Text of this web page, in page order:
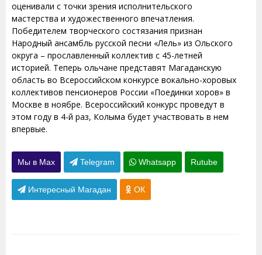
оценивали с точки зрения исполнительского
мастерства и художественного впечатления.
Победителем творческого состязания признан
Народный ансамбль русской песни «Лель» из Ольского
округа – прославленный коллектив с 45-летней
историей. Теперь ольчане представят Магаданскую
область во Всероссийском конкурсе вокально-хоровых
коллективов пенсионеров России «Поединки хоров» в
Москве в ноябре. Всероссийский конкурс проведут в
этом году в 4-й раз, Колыма будет участвовать в нем
впервые.
Мы в Max Telegram Whatsapp Rutube
Интересный Магадан ОК